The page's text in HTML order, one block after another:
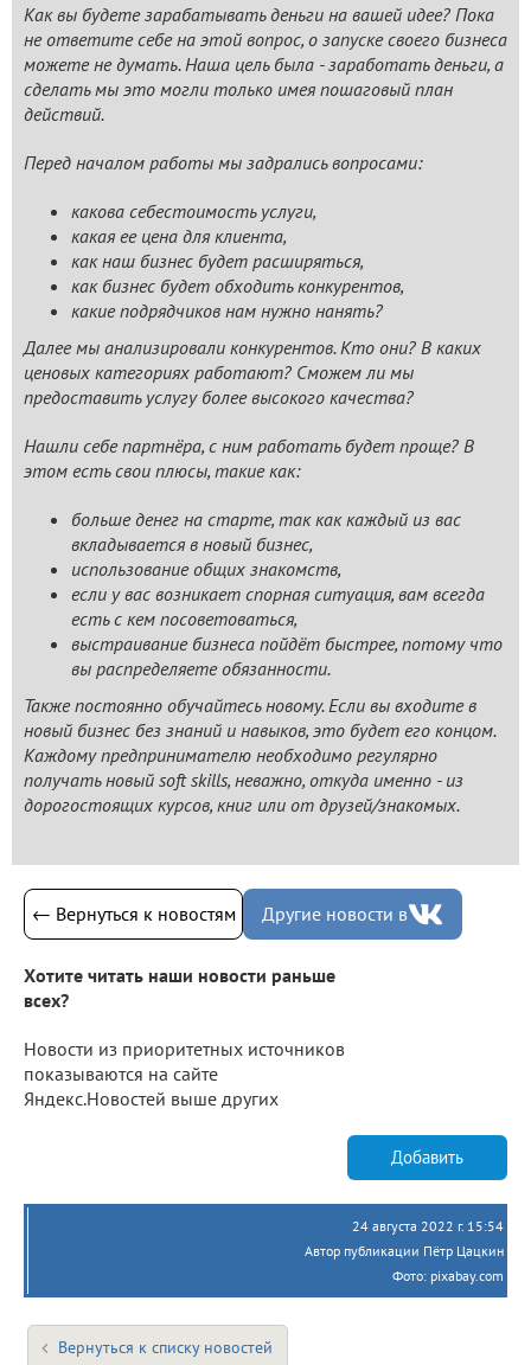
Как вы будете зарабатывать деньги на вашей идее? Пока
не ответите себе на этой вопрос, о запуске своего бизнеса
можете не думать. Наша цель была - заработать деньги, а
сделать мы это могли только имея пошаговый план
действий.
Перед началом работы мы задрались вопросами:
какова себестоимость услуги,
какая ее цена для клиента,
как наш бизнес будет расширяться,
как бизнес будет обходить конкурентов,
какие подрядчиков нам нужно нанять?
Далее мы анализировали конкурентов. Кто они? В каких
ценовых категориях работают? Сможем ли мы
предоставить услугу более высокого качества?
Нашли себе партнёра, с ним работать будет проще? В
этом есть свои плюсы, такие как:
больше денег на старте, так как каждый из вас
вкладывается в новый бизнес,
использование общих знакомств,
если у вас возникает спорная ситуация, вам всегда
есть с кем посоветоваться,
выстраивание бизнеса пойдёт быстрее, потому что
вы распределяете обязанности.
Также постоянно обучайтесь новому. Если вы входите в
новый бизнес без знаний и навыков, это будет его концом.
Каждому предпринимателю необходимо регулярно
получать новый soft skills, неважно, откуда именно - из
дорогостоящих курсов, книг или от друзей/знакомых.
← Вернуться к новостям Другие новости в
Хотите читать наши новости раньше
всех?
Новости из приоритетных источников
показываются на сайте
Яндекс.Новостей выше других
Добавить
24 августа 2022 г. 15:54
Автор публикации Пётр Цацкин
Фото: pixabay.com
Вернуться к списку новостей